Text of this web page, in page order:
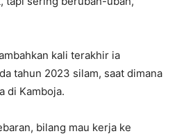
kali terakhir ia
tahun 2023 silam, saat dimana
di Kamboja.
bilang mau kerja ke